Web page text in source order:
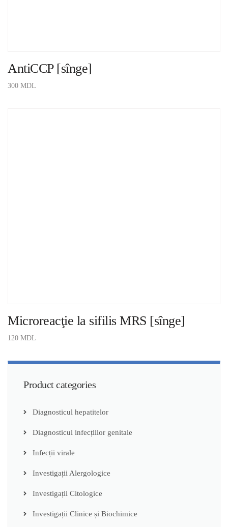
AntiCCP [sînge]
300 MDL
Microreacţie la sifilis MRS [sînge]
120 MDL
Product categories
Diagnosticul hepatitelor
Diagnosticul infecțiilor genitale
Infecții virale
Investigații Alergologice
Investigații Citologice
Investigații Clinice și Biochimice